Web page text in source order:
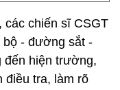
các chiến sĩ CSGT
- đường sắt -
đến hiện trường,
điều tra, làm rõ